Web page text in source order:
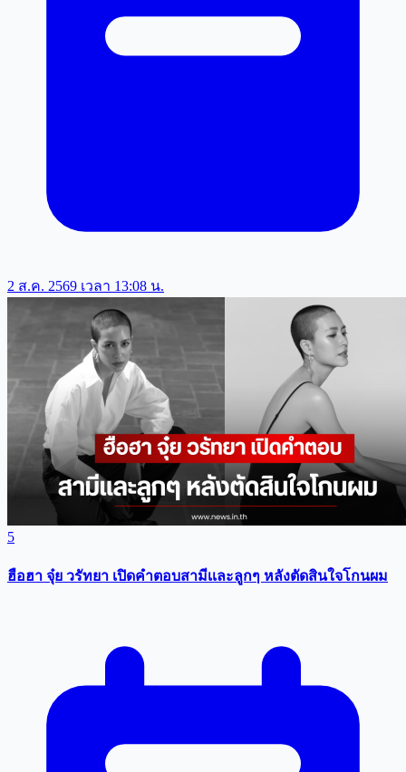
2 ส.ค. 2569 เวลา 13:08 น.
5
ฮือฮา จุ๋ย วรัทยา เปิดคำตอบสามีเเละลูกๆ หลังตัดสินใจโกนผม